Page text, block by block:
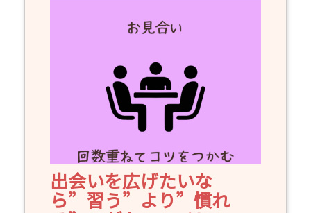
出会いを広げたいな
ら”習う”より”慣れ